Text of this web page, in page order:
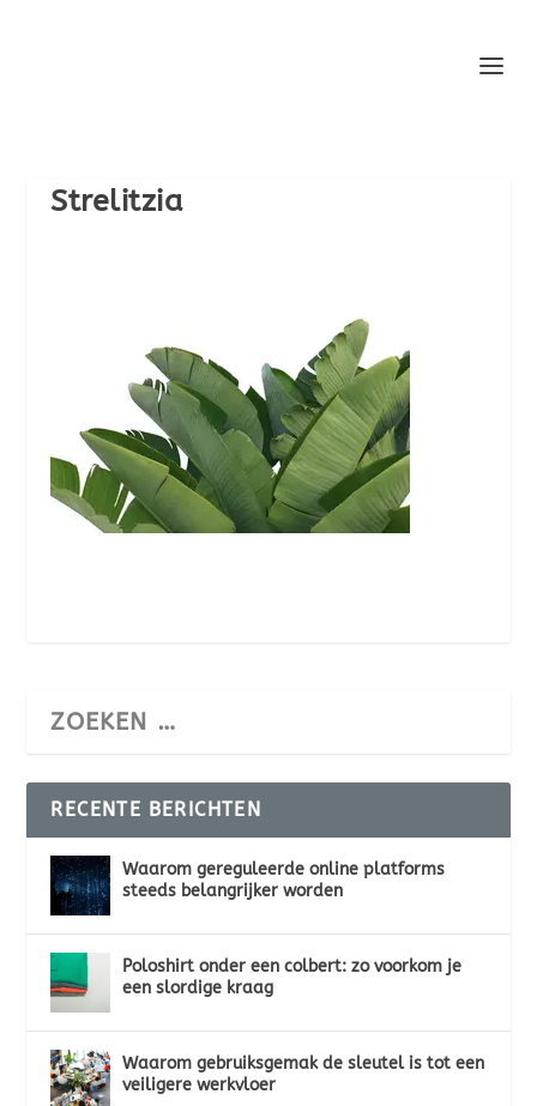
Strelitzia
RECENTE BERICHTEN
Waarom gereguleerde online platforms
steeds belangrijker worden
Poloshirt onder een colbert: zo voorkom je
een slordige kraag
Waarom gebruiksgemak de sleutel is tot een
veiligere werkvloer